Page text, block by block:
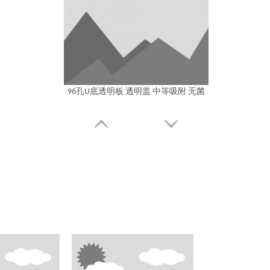
96孔U底透明板 透明盖 中等吸附 无菌